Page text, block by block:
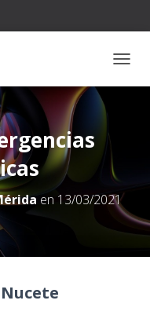
en 13/03/2021